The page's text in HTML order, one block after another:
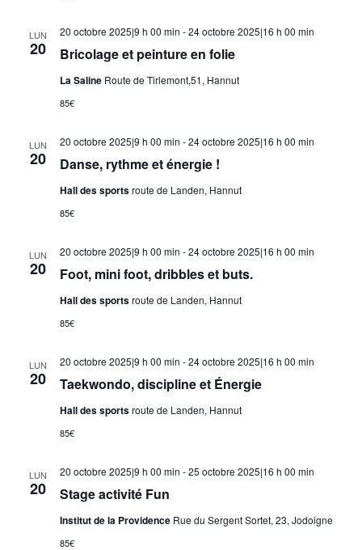
LUN
20 Bricolage et peinture en folie
20 octobre 2025|9 h 00 min -24 octobre 2025|16 h 00 min
La Saline Route de Tirlemont,51, Hannut
85€
LUN
20 Danse, rythme et énergie !
20 octobre 2025|9 h 00 min -24 octobre 2025|16 h 00 min
Hall des sportsroute de Landen, Hannut
85€
LUN
20 Foot, mini foot, dribbles et buts.
20 octobre 2025|9 h 00 min -24 octobre 2025|16 h 00 min
Hall des sportsroute de Landen, Hannut
85€
LUN
20 Taekwondo, discipline et Énergie
20 octobre 2025|9 h 00 min -24 octobre 2025|16 h 00 min
Hall des sportsroute de Landen, Hannut
85€
LUN
20 Stage activité Fun
20 octobre 2025|9 h 00 min -25 octobre 2025|16 h 00 min
Institut de la Providence Rue du Sergent Sortet, 23, Jodoigne
85€